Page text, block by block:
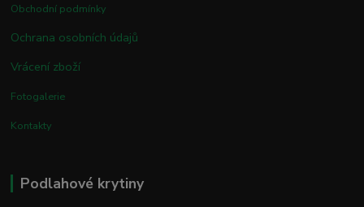
Obchodní podmínky
Ochrana osobních údajů
Vrácení zboží
Fotogalerie
Kontakty
Podlahové krytiny